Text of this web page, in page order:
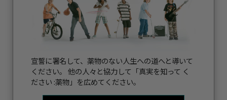
宣誓に署名して、薬物のない人生への道へと導いて
ください。 他の人々と協力して「真実を知って く
ださい :薬物」を広めてください。